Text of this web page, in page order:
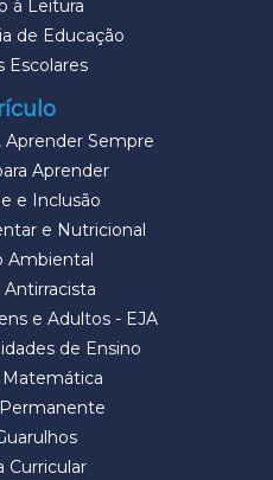
à Leitura
de Educação
Escolares
Sempre
Aprender
e Inclusão
e Nutricional
Ambiental
Antirracista
e Adultos - EJA
de Ensino
Matemática
Curricular